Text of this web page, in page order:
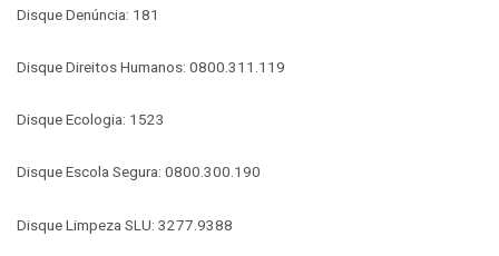
Disque Denúncia: 181
Disque Direitos Humanos: 0800.311.119
Disque Ecologia: 1523
Disque Escola Segura: 0800.300.190
Disque Limpeza SLU: 3277.9388